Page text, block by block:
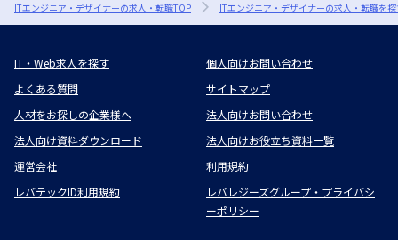
ITエンジニア・デザイナーの求人・転職TOP ITエンジニア・デザイナーの求人・転職を
IT・Web求人を探す
個人向けお問い合わせ
よくある質問
サイトマップ
人材をお探しの企業様へ
法人向けお問い合わせ
法人向け資料ダウンロード
法人向けお役立ち資料一覧
運営会社
利用規約
レバテックID利用規約
レバレジーズグループ・プライバシ
ーポリシー